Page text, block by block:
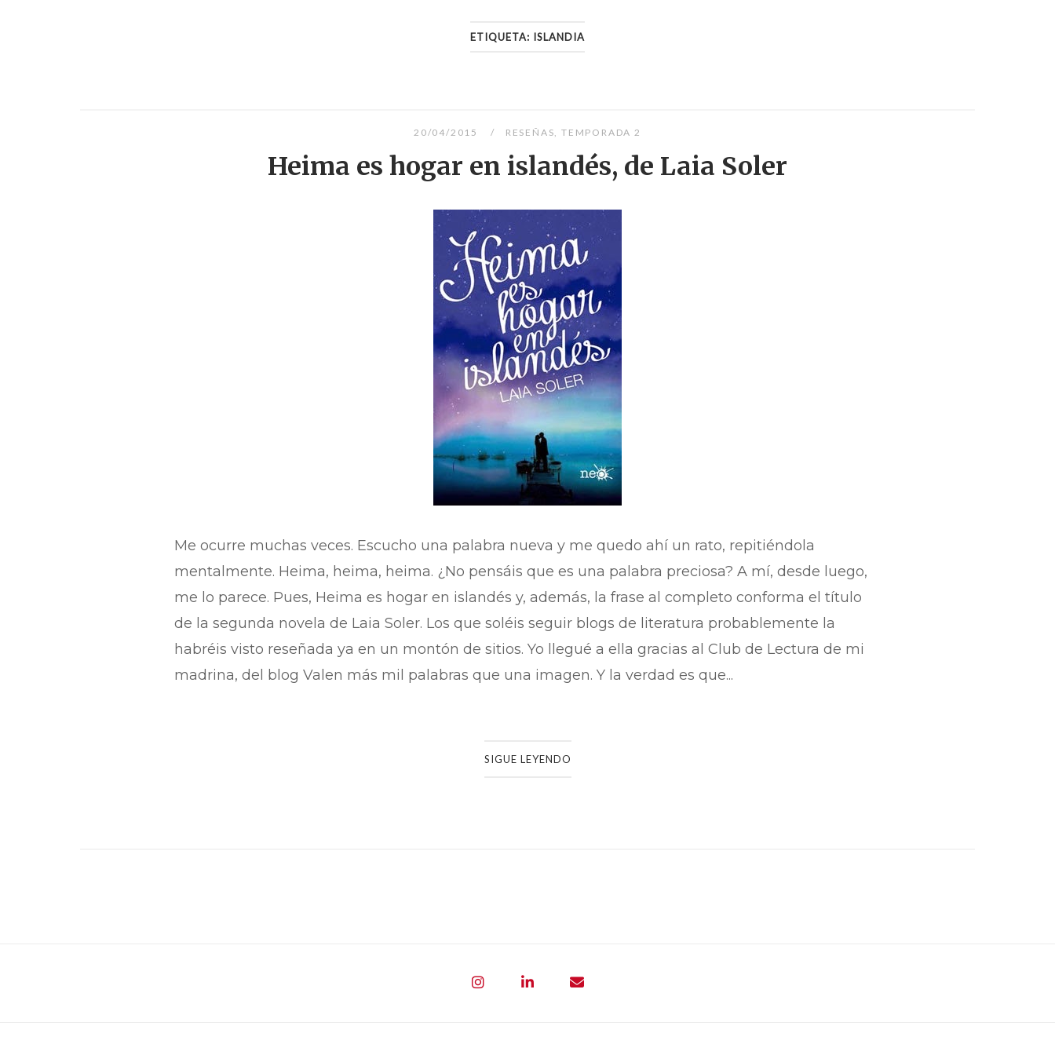
ETIQUETA: ISLANDIA
20/04/2015 RESEÑAS,TEMPORADA 2
Heima es hogar en islandés, de Laia Soler
Me ocurre muchas veces. Escucho una palabra nueva y me quedo ahí un rato, repitiéndola
mentalmente. Heima, heima, heima. ¿No pensáis que es una palabra preciosa? A mí, desde luego,
me lo parece. Pues, Heima es hogar en islandés y, además, la frase al completo conforma el título
de la segunda novela de Laia Soler. Los que soléis seguir blogs de literatura probablemente la
habréis visto reseñada ya en un montón de sitios. Yo llegué a ella gracias al Club de Lectura de mi
madrina, del blog Valen más mil palabras que una imagen. Y la verdad es que...
SIGUE LEYENDO